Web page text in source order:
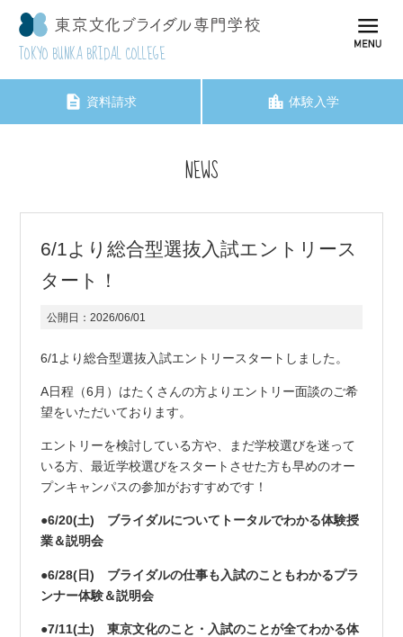
TOKYO BUNKA BRIDAL COLLEGE
資料請求 体験入学
NEWS
6/1より総合型選抜入試エントリース
タート！
公開日： 2026/06/01
6/1より総合型選抜入試エントリースタートしました。
A日程（6月）はたくさんの方よりエントリー面談のご希
望をいただいております。
エントリーを検討している方や、まだ学校選びを迷って
いる方、最近学校選びをスタートさせた方も早めのオー
プンキャンパスの参加がおすすめです！
●6/20(土) ブライダルについてトータルでわかる体験授
業＆説明会
●6/28(日) ブライダルの仕事も入試のこともわかるプラ
ンナー体験＆説明会
●7/11(土) 東京文化のこと・入試のことが全てわかる体